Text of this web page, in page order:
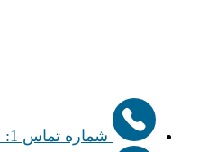
شماره تماس 1: ۰۲۱۷۷۷۰۲۴۳۱